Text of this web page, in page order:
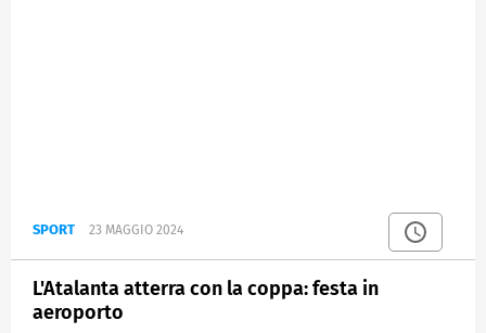
SPORT 23 MAGGIO 2024
L'Atalanta atterra con la coppa: festa in
aeroporto